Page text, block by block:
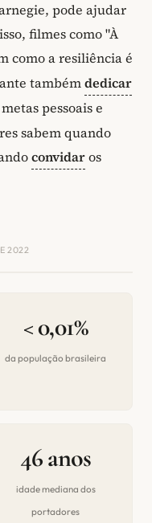
pode ajudar
filmes como "À
como a resiliência é
tambémdedicar
pessoais e
sabem quando
convidaros
2022
< 0,01%
da população brasileira
46 anos
idade mediana dos
portadores